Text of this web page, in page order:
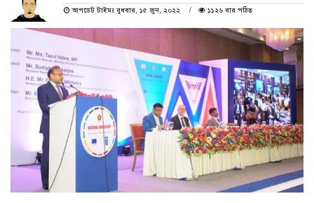
আপডেট টাইমঃ বুধবার, ১৫ জুন, ২০২২
১১২৬ বার পঠিত